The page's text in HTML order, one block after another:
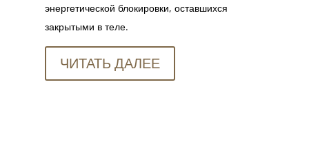
энергетической блокировки, оставшихся
закрытыми в теле.
ЧИТАТЬ ДАЛЕЕ